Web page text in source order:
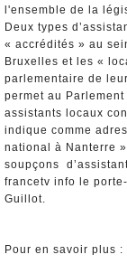
l'ensemble de la
Deux types
« accrédités » au
Bruxelles et les «
parlementaire de
permet au
assistants locaux
indique comme
national à Nanterre
soupçons
francetv info le
Guillot.
Pour en savoir plus :